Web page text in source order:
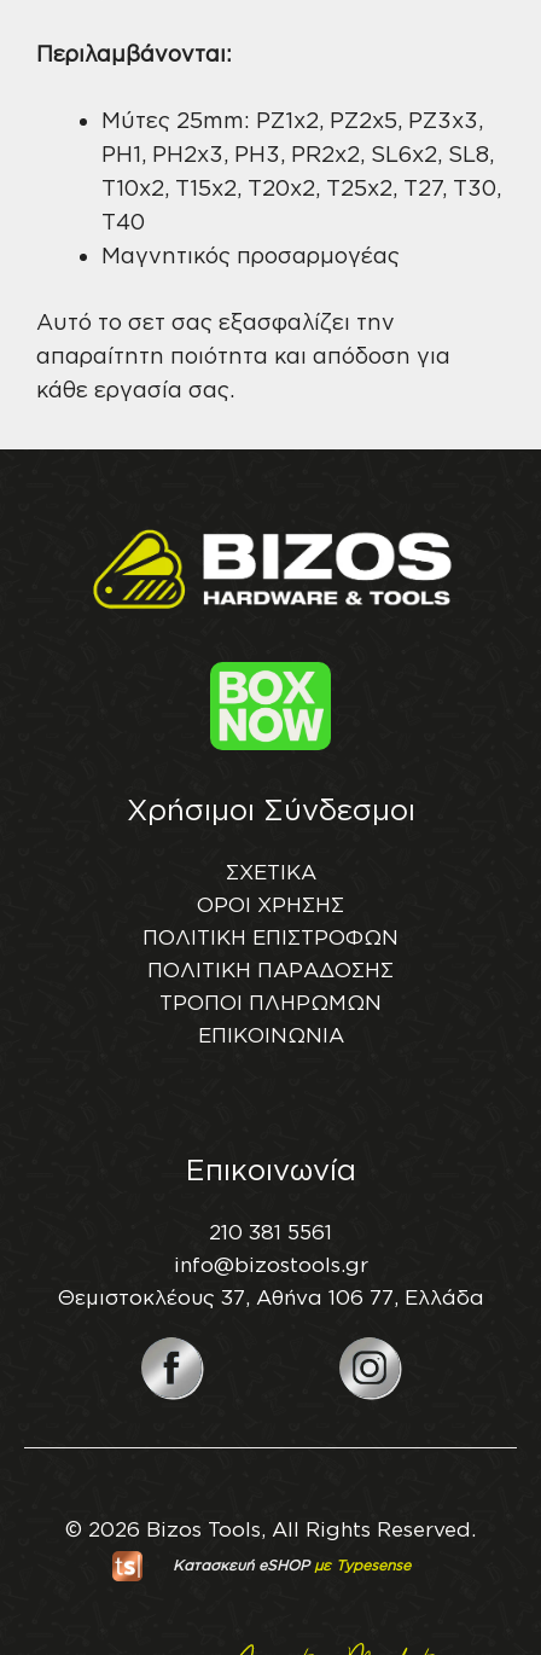
Περιλαμβάνονται:
Μύτες 25mm: PZ1x2, PZ2x5, PZ3x3,
PH1, PH2x3, PH3, PR2x2, SL6x2, SL8,
T10x2, T15x2, T20x2, T25x2, T27, T30,
T40
Μαγνητικός προσαρμογέας
Αυτό το σετ σας εξασφαλίζει την
απαραίτητη ποιότητα και απόδοση για
κάθε εργασία σας.
Χρήσιμοι Σύνδεσμοι
ΣΧΕΤΙΚΑ
ΟΡΟΙ ΧΡΗΣΗΣ
ΠΟΛΙΤΙΚΗ ΕΠΙΣΤΡΟΦΩΝ
ΠΟΛΙΤΙΚΗ ΠΑΡΑΔΟΣΗΣ
ΤΡΟΠΟΙ ΠΛΗΡΩΜΩΝ
ΕΠΙΚΟΙΝΩΝΙΑ
Επικοινωνία
210 381 5561
info@bizostools.gr
Θεμιστοκλέους 37, Αθήνα 106 77, Ελλάδα
© 2026 Bizos Tools, All Rights Reserved.
Κατασκευή eSHOPμε Typesense